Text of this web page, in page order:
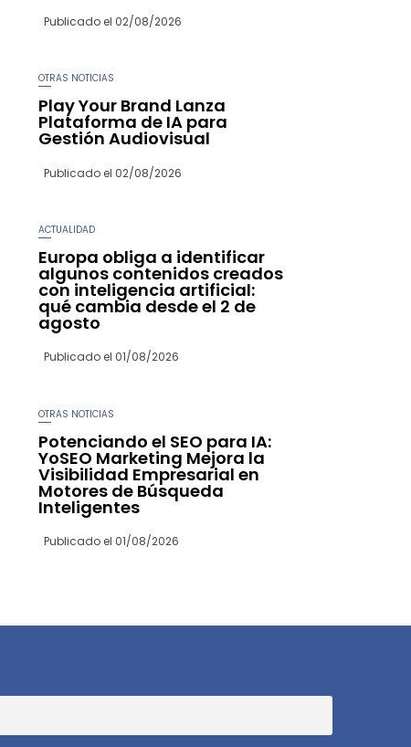
Publicado el 02/08/2026
OTRAS NOTICIAS
Play Your Brand Lanza
Plataforma de IA para
Gestión Audiovisual
Publicado el 02/08/2026
ACTUALIDAD
Europa obliga a identificar
algunos contenidos creados
con inteligencia artificial:
qué cambia desde el 2 de
agosto
Publicado el 01/08/2026
OTRAS NOTICIAS
Potenciando el SEO para IA:
YoSEO Marketing Mejora la
Visibilidad Empresarial en
Motores de Búsqueda
Inteligentes
Publicado el 01/08/2026